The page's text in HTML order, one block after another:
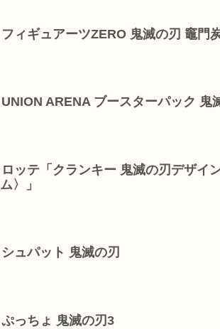
フィギュアーツZERO 鬼滅の刃 竈門
UNION ARENA ブースターパック 鬼
ロッテ「クランキー 鬼滅の刃デザイ
ム〉」
シュパット 鬼滅の刃
ぷっちょ 鬼滅の刃3